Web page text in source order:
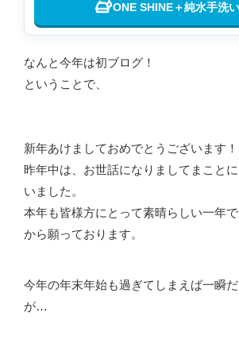
ONE SHINE＋純水手洗
なんと今年は初ブログ！
ということで、
新年あけましておめでとうございます！
昨年中は、お世話になりましてまこと
いました。
本年も皆様方にとって素晴らしい一年
から願っております。
今年の年末年始も過ぎてしまえば一瞬
が…